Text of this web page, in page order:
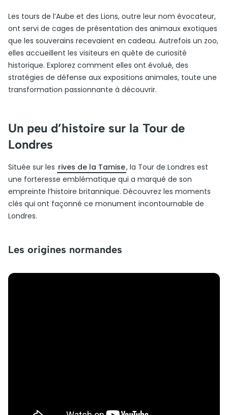
Les tours de l’Aube et des Lions, outre leur nom évocateur,
ont servi de cages de présentation des animaux exotiques
que les souverains recevaient en cadeau. Autrefois un zoo,
elles accueillent les visiteurs en quête de curiosité
historique. Explorez comment elles ont évolué, des
stratégies de défense aux expositions animales, toute une
transformation passionnante à découvrir.
Un peu d’histoire sur la Tour de
Londres
Située sur les rives de la Tamise, la Tour de Londres est
une forteresse emblématique qui a marqué de son
empreinte l’histoire britannique. Découvrez les moments
clés qui ont façonné ce monument incontournable de
Londres.
Les origines normandes